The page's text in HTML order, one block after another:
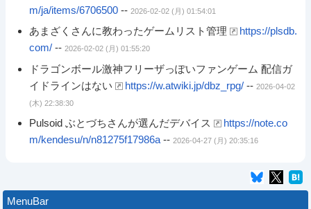
m/ja/items/6706500 -- 2026-02-02 (月) 01:54:01
あまざくさんに教わったゲームリスト管理
https://plsdb.
com/ -- 2026-02-02 (月) 01:55:20
ドラゴンボール激神フリーザっぽいファンゲーム 配信ガ
イドラインはない
https://w.atwiki.jp/dbz_rpg/ -- 2026-04-02
(木) 22:38:30
Pulsoid ぶとづちさんが選んだデバイス
https://note.co
m/kendesu/n/n81275f17986a -- 2026-04-27 (月) 20:35:16
MenuBar